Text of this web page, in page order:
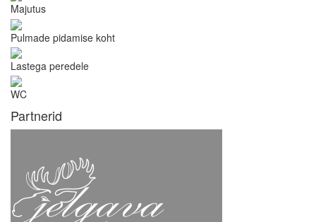
Majutus
Pulmade pidamise koht
Lastega peredele
WC
Partnerid